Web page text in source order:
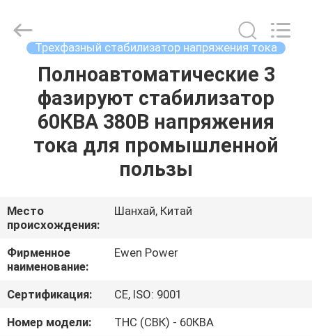
ДОМОЙ
ПРОДУКТЫ
ВИДЕОЗАПИСИ
О
НАС
ЭКСКУРСИЯ
ПО
ЗАВОДУ
Copyright
avrstabilizer.com.
Трехфазный стабилизатор напряжения тока
Полноавтоматические 3
фазируют стабилизатор
60КВА 380В напряжения
тока для промышленной
пользы
Место
происхождения:
Шанхай, Китай
Фирменное
наименование:
Ewen Power
Сертификация:
CE, ISO: 9001
Номер модели:
ТНС (СВК) - 60КВА